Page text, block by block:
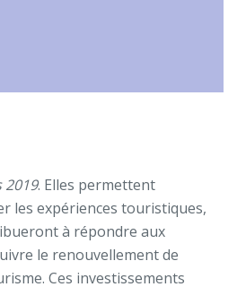
. Elles permettent
les expériences touristiques,
à répondre aux
le renouvellement de
Ces investissements